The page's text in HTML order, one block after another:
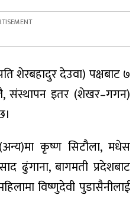
शेरबहादुर देउवा) पक्षबाट ७
संस्थापन इतर (शेखर–गगन)
कृष्ण सिटौला, मधेस
ढुंगाना, बागमती प्रदेशबाट
विष्णुदेवी पुडासैनीलाई